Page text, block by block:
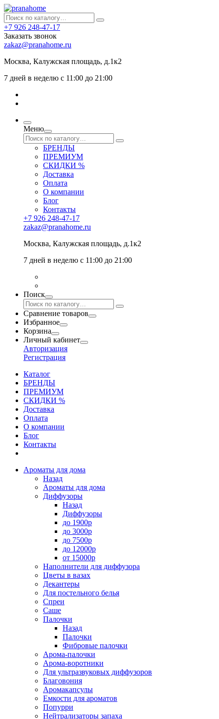
+7 926 248-47-17
Заказать звонок
zakaz@pranahome.ru
Москва, Калужская площадь, д.1к2
7 дней в неделю с 11:00 до 21:00
Меню
БРЕНДЫ
ПРЕМИУМ
СКИДКИ %
Доставка
Оплата
О компании
Блог
Контакты
+7 926 248-47-17
zakaz@pranahome.ru
Москва, Калужская площадь, д.1к2
7 дней в неделю с 11:00 до 21:00
Поиск
Сравнение товаров
Избранное
Корзина
Личный кабинет
Авторизация
Регистрация
Каталог
БРЕНДЫ
ПРЕМИУМ
СКИДКИ %
Доставка
Оплата
О компании
Блог
Контакты
Ароматы для дома
Назад
Ароматы для дома
Диффузоры
Назад
Диффузоры
до 1900р
до 3000р
до 7500р
до 12000р
от 15000р
Наполнители для диффузора
Цветы в вазах
Декантеры
Для постельного белья
Спреи
Саше
Палочки
Назад
Палочки
Фибровые палочки
Арома-палочки
Арома-воротники
Для ультразвуковых диффузоров
Благовония
Аромакапсулы
Емкости для ароматов
Попурри
Нейтрализаторы запаха